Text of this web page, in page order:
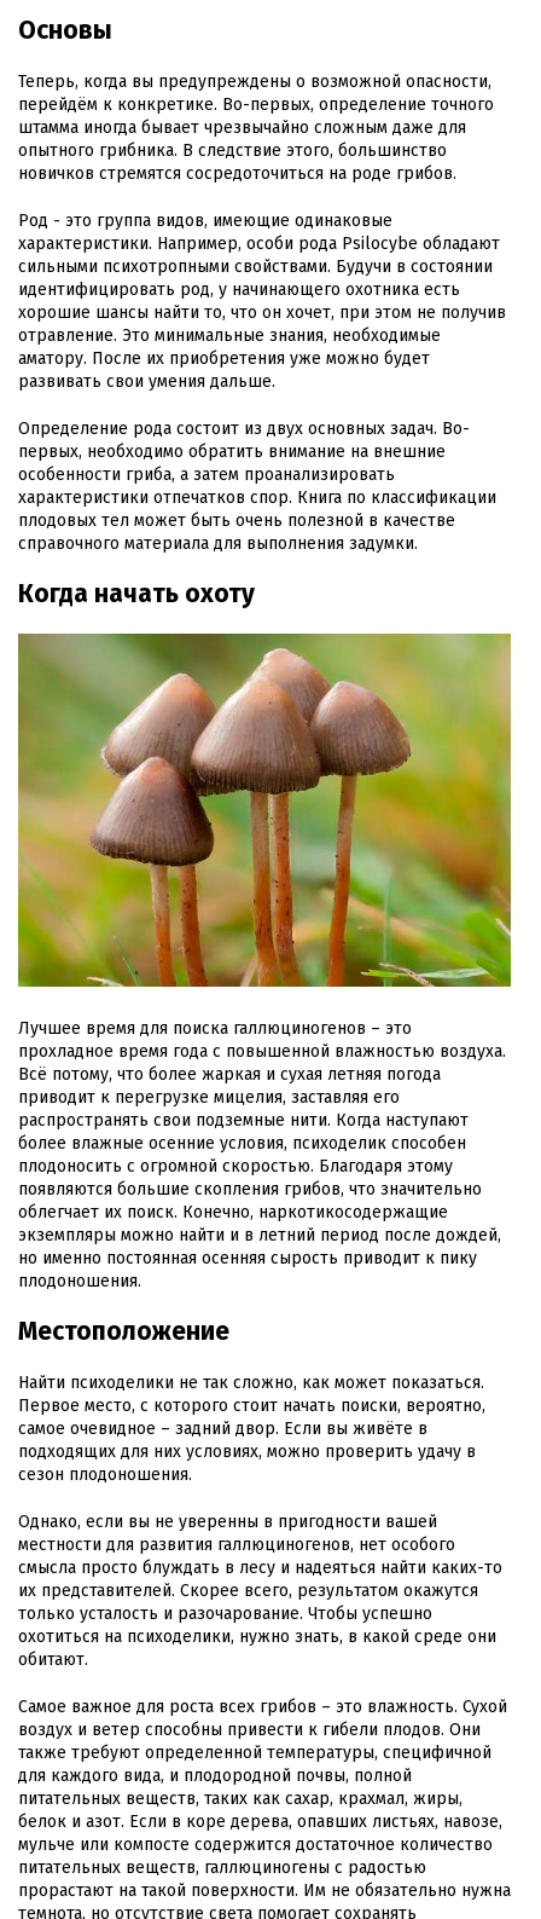
Основы
Теперь, когда вы предупреждены о возможной опасности,
перейдём к конкретике. Во-первых, определение точного
штамма иногда бывает чрезвычайно сложным даже для
опытного грибника. В следствие этого, большинство
новичков стремятся сосредоточиться на роде грибов.
Род - это группа видов, имеющие одинаковые
характеристики. Например, особи рода Psilocybe обладают
сильными психотропными свойствами. Будучи в состоянии
идентифицировать род, у начинающего охотника есть
хорошие шансы найти то, что он хочет, при этом не получив
отравление. Это минимальные знания, необходимые
аматору. После их приобретения уже можно будет
развивать свои умения дальше.
Определение рода состоит из двух основных задач. Во-
первых, необходимо обратить внимание на внешние
особенности гриба, а затем проанализировать
характеристики отпечатков спор. Книга по классификации
плодовых тел может быть очень полезной в качестве
справочного материала для выполнения задумки.
Когда начать охоту
Лучшее время для поиска галлюциногенов – это
прохладное время года с повышенной влажностью воздуха.
Всё потому, что более жаркая и сухая летняя погода
приводит к перегрузке мицелия, заставляя его
распространять свои подземные нити. Когда наступают
более влажные осенние условия, психоделик способен
плодоносить с огромной скоростью. Благодаря этому
появляются большие скопления грибов, что значительно
облегчает их поиск. Конечно, наркотикосодержащие
экземпляры можно найти и в летний период после дождей,
но именно постоянная осенняя сырость приводит к пику
плодоношения.
Местоположение
Найти психоделики не так сложно, как может показаться.
Первое место, с которого стоит начать поиски, вероятно,
самое очевидное – задний двор. Если вы живёте в
подходящих для них условиях, можно проверить удачу в
сезон плодоношения.
Однако, если вы не уверенны в пригодности вашей
местности для развития галлюциногенов, нет особого
смысла просто блуждать в лесу и надеяться найти каких-то
их представителей. Скорее всего, результатом окажутся
только усталость и разочарование. Чтобы успешно
охотиться на психоделики, нужно знать, в какой среде они
обитают.
Самое важное для роста всех грибов – это влажность. Сухой
воздух и ветер способны привести к гибели плодов. Они
также требуют определенной температуры, специфичной
для каждого вида, и плодородной почвы, полной
питательных веществ, таких как сахар, крахмал, жиры,
белок и азот. Если в коре дерева, опавших листьях, навозе,
мульче или компосте содержится достаточное количество
питательных веществ, галлюциногены с радостью
прорастают на такой поверхности. Им не обязательно нужна
темнота, но отсутствие света помогает сохранять